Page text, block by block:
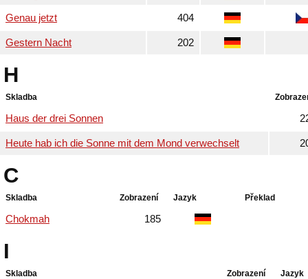
Genau jetzt 404
Gestern Nacht 202
H
Skladba
Haus der drei Sonnen
Heute hab ich die Sonne mit dem Mond verwechselt
C
Skladba Zobrazení Jazyk Překlad
Chokmah 185
I
Skladba Zobrazení Jazyk